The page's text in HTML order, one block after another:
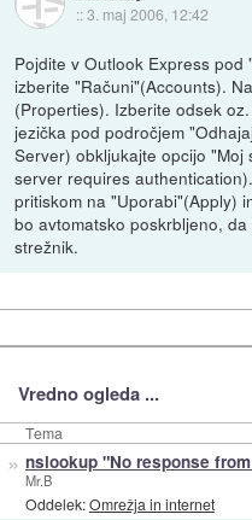
::3. maj 2006, 12:42
Pojdite v Outlook Express
izberite "Računi"(Accounts).
(Properties). Izberite odsek
jezička pod področjem
Server) obkljukajte opcijo
server requires
pritiskom na "Uporabi"(Apply)
bo avtomatsko poskrbljeno,
strežnik.
Vredno ogleda ...
Tema
» nslookup "No response
Mr.B
Oddelek:Omrežja in internet